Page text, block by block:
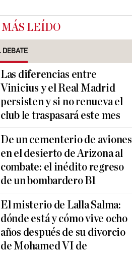
MÁS LEÍDO
DEBATE
Las diferencias entre
Vinicius y el Real Madrid
persisten y si no renueva el
club le traspasará este mes
De un cementerio de aviones
en el desierto de Arizona al
combate: el inédito regreso
de un bombardero B1
El misterio de Lalla Salma:
dónde está y cómo vive ocho
años después de su divorcio
de Mohamed VI de